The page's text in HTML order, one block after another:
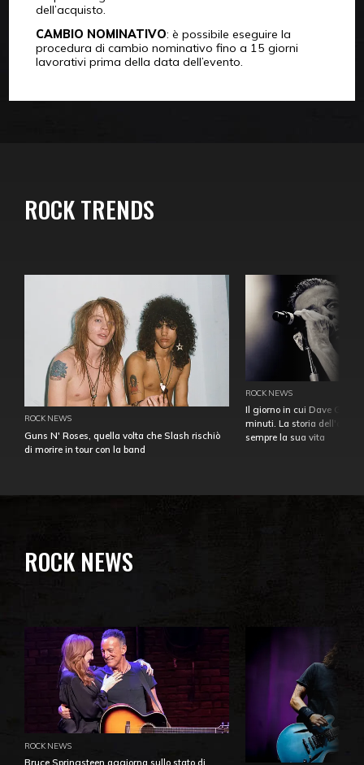
dell’acquisto.
CAMBIO NOMINATIVO: è possibile eseguire la
procedura di cambio nominativo fino a 15 giorni
lavorativi prima della data dell’evento.
ROCK TRENDS
ROCK NEWS
Guns N' Roses, quella volta che Slash rischiò
di morire in tour con la band
ROCK NEWS
Il giorno in cui Dave
minuti. La storia
sempre la sua vita
ROCK NEWS
ROCK NEWS